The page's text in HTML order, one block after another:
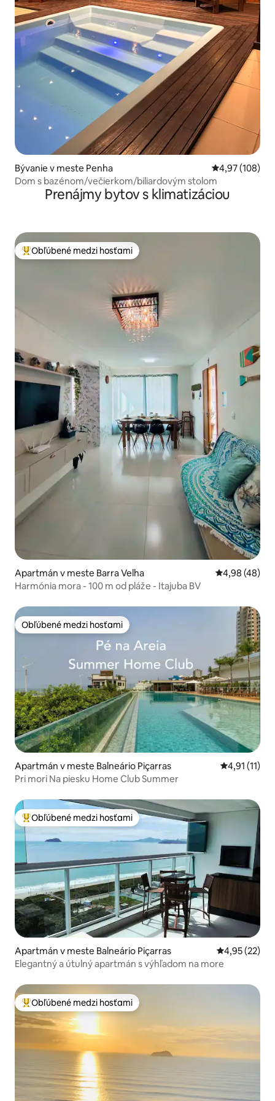
Bývanie v meste Penha Priemerné
4,97 (108)
Dom s bazénom/večierkom/biliardovým stolom
Prenájmy bytov s klimatizáciou
Najobľúbenejšie medzi hosťami
Obľúbené medzi hosťami
Apartmán v meste Barra Velha Priemerné
4,98 (48)
Harmónia mora - 100 m od pláže - Itajuba BV
Obľúbené medzi hosťami
Obľúbené medzi hosťami
Apartmán v meste Balneário Piçarras Priemerné
4,91 (11)
Pri mori Na piesku Home Club Summer
Najobľúbenejšie medzi hosťami
Obľúbené medzi hosťami
Apartmán v meste Balneário Piçarras Priemerné
4,95 (22)
Elegantný a útulný apartmán s výhľadom na more
Najobľúbenejšie medzi hosťami
Obľúbené medzi hosťami